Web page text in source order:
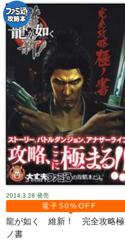
2014.3.28 発売
電子50%OFF
龍が如く 維新！ 完全攻略極
ノ書